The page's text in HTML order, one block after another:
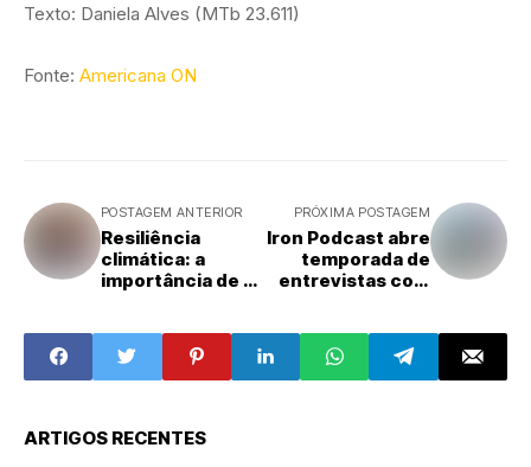
Texto: Daniela Alves (MTb 23.611)
Fonte: Americana ON
POSTAGEM ANTERIOR
Resiliência
climática: a
importância de se
capacidade de
resposta para a
proteção de
PRÓXIMA POSTAGEM
Iron Podcast abre
temporada de
entrevistas com
Antoniassi do
Dona Maria
ARTIGOS RECENTES